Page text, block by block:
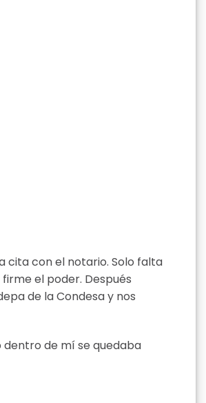
cita con el notario. Solo falta
el poder. Después
de la Condesa y nos
dentro de mí se quedaba